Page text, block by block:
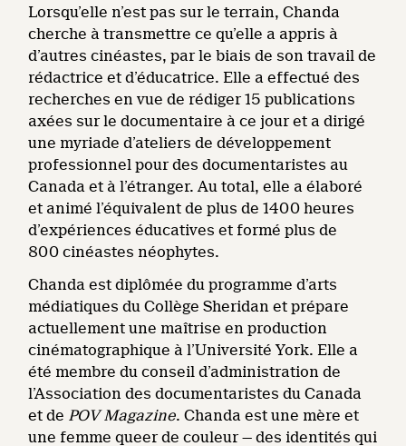
Lorsqu’elle n’est pas sur le terrain, Chanda
cherche à transmettre ce qu’elle a appris à
d’autres cinéastes, par le biais de son travail de
rédactrice et d’éducatrice. Elle a effectué des
recherches en vue de rédiger 15 publications
axées sur le documentaire à ce jour et a dirigé
une myriade d’ateliers de développement
professionnel pour des documentaristes au
Canada et à l’étranger. Au total, elle a élaboré
et animé l’équivalent de plus de 1400 heures
d’expériences éducatives et formé plus de
800 cinéastes néophytes.
Chanda est diplômée du programme d’arts
médiatiques du Collège Sheridan et prépare
actuellement une maîtrise en production
cinématographique à l’Université York. Elle a
été membre du conseil d’administration de
l’Association des documentaristes du Canada
et de POV Magazine. Chanda est une mère et
une femme queer de couleur — des identités qui